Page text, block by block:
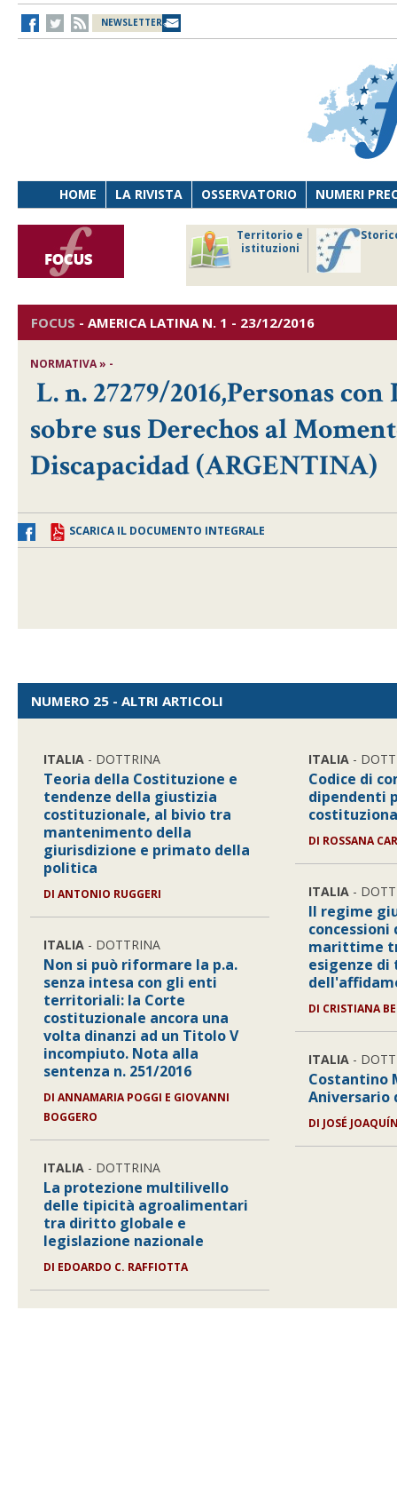
NEWSLETTER
HOME LA RIVISTA OSSERVATORIO NUMERI
Territorio e
istituzioni
FOCUS - AMERICA LATINAN. 1 - 23/12/2016
NORMATIVA » -
L. n. 27279/2016,Personas
sobre sus Derechos al
Discapacidad (ARGENTINA)
SCARICA IL DOCUMENTO INTEGRALE
NUMERO 25 - ALTRI ARTICOLI
ITALIA - DOTTRINA
Teoria della Costituzione e
tendenze della giustizia
costituzionale, al bivio tra
mantenimento della
giurisdizione e primato della
politica
DIANTONIO RUGGERI
ITALIA - DOTTRINA
Non si può riformare la p.a.
senza intesa con gli enti
territoriali: la Corte
costituzionale ancora una
volta dinanzi ad un Titolo V
incompiuto. Nota alla
sentenza n. 251/2016
DIANNAMARIA POGGI E GIOVANNI
BOGGERO
ITALIA - DOTTRINA
La protezione multilivello
delle tipicità agroalimentari
tra diritto globale e
legislazione nazionale
DI EDOARDO C. RAFFIOTTA
ITALIA -
Codice di
dipendenti
DI ROSSANA
ITALIA -
Il regime
marittime
esigenze
DI CRISTIANA
ITALIA -
Costantino
Aniversario
DI JOSÉ